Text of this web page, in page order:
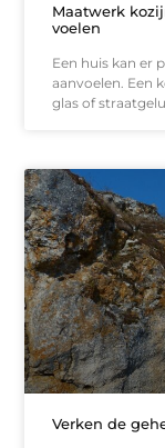
Maatwerk
voelen
Een huis kan er
aanvoelen. Een
glas of
Verken de